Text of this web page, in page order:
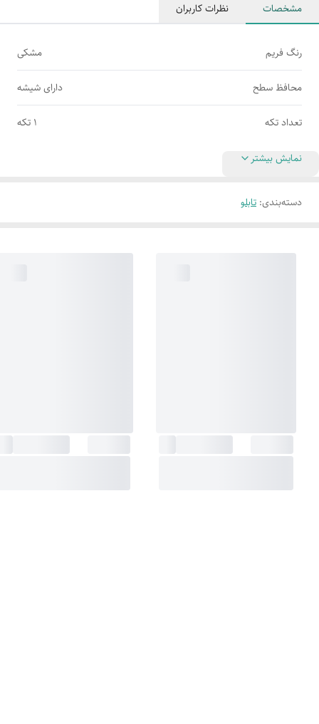
مشخصات نظرات کاربران
رنگ فریم مشکی
محافظ سطح دارای شیشه
تعداد تکه 1 تکه
نمایش بیشتر
دسته‌بندی: تابلو